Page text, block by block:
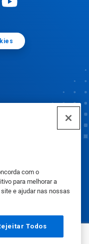
com o
para melhorar a
e ajudar nas nossas
Todos
de Produtos